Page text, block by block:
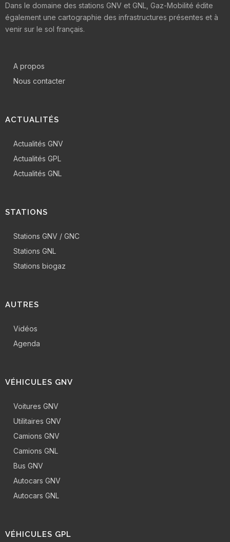
Dans le domaine des stations GNV et GNL, Gaz-Mobilité édite
également une cartographie des infrastructures présentes et à
venir sur le sol français.
A propos
Nous contacter
ACTUALITÉS
Actualités GNV
Actualités GPL
Actualités GNL
STATIONS
Stations GNV / GNC
Stations GNL
Stations biogaz
AUTRES
Vidéos
Agenda
VÉHICULES GNV
Voitures GNV
Utilitaires GNV
Camions GNV
Camions GNL
Bus GNV
Autocars GNV
Autocars GNL
VÉHICULES GPL